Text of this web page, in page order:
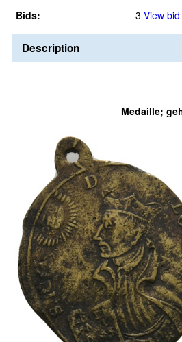
Bids:
3 View
Description
Medaille;